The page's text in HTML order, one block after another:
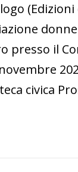
(Edizioni
presso il
civica